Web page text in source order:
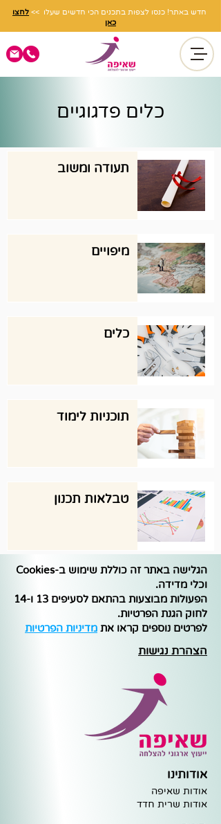
חדש באתר! כנסו לצפות בתכנים הכי חדשים שעלו >> לחצו
כאן
כלים פדגוגיים
תעודה ומשוב
מיפויים
כלים
תוכניות לימוד
טבלאות תכנון
הגלישה באתר זה כוללת שימוש ב-Cookies
וכלי מדידה.
הפעולות מבוצעות בהתאם לסעיפים 13 ו-14
לחוק הגנת הפרטיות.
לפרטים נוספים קראו את מדיניות הפרטיות
הצהרת נגישות
אודותינו
אודות שאיפה
אודות שרית חדד